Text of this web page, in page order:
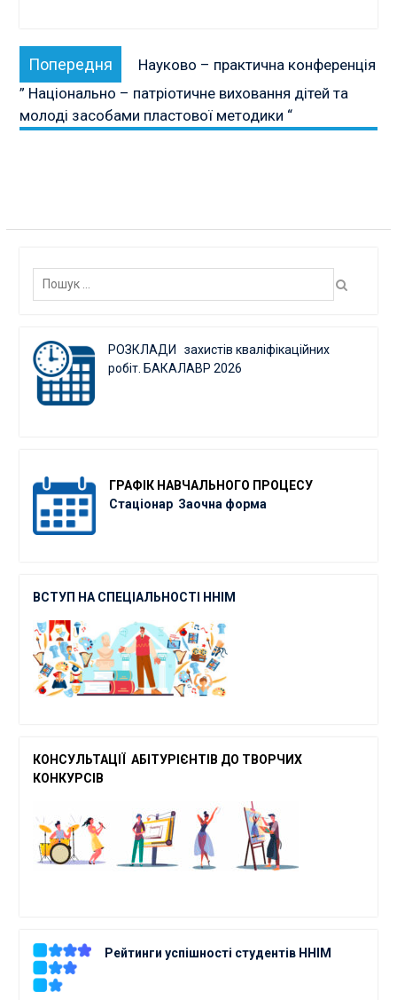
Навігація
записів
Попередня
публікація:
Науково – практична конференція
” Національно – патріотичне виховання дітей та
молоді засобами пластової методики “
Пошук:
РОЗКЛАДИ захистів кваліфікаційних
робіт. БАКАЛАВР 2026
ГРАФІК НАВЧАЛЬНОГО ПРОЦЕСУ
Стаціонар Заочна форма
ВСТУП НА СПЕЦІАЛЬНОСТІ ННІМ
КОНСУЛЬТАЦІЇ АБІТУРІЄНТІВ ДО ТВОРЧ ИХ
КОНКУРСІВ
Рейтинги успішності студентів ННІМ